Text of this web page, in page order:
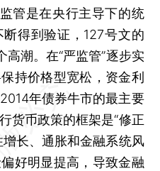
管是在央行主导下的统
得到验证，127号文的
高潮。在“严监管”逐步实
持价格型宽松，资金利
年债券牛市的最主要
货币政策的框架是“修正
长、通胀和金融系统风
好明显提高，导致金融